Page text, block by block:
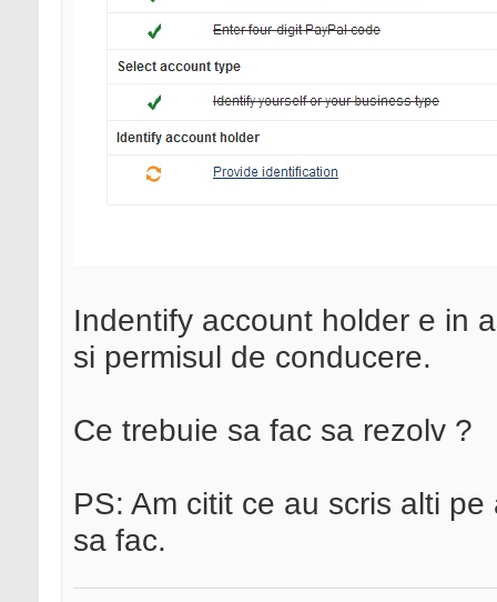
Indentify account holder e in
si permisul de conducere.
Ce trebuie sa fac sa rezolv ?
PS: Am citit ce au scris alti
sa fac.